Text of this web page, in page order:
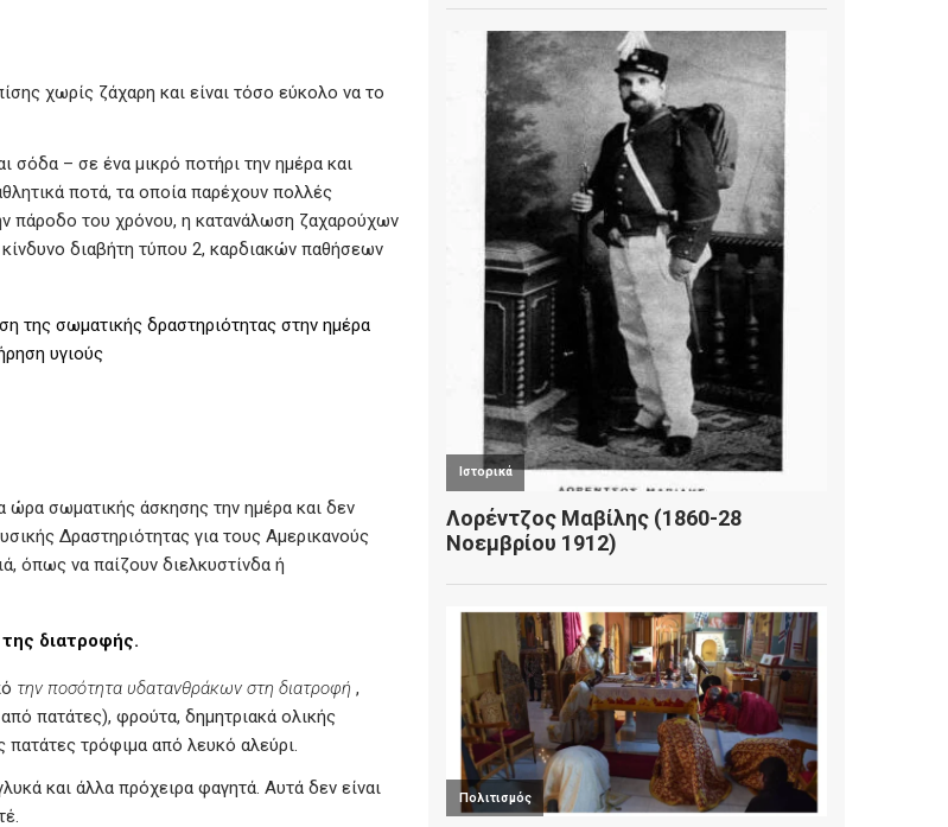
χωρίς ζάχαρη και είναι τόσο εύκολο να το
σόδα – σε ένα μικρό ποτήρι την ημέρα και
ποτά, τα οποία παρέχουν πολλές
πάροδο του χρόνου, η κατανάλωση ζαχαρούχων
διαβήτη τύπου 2, καρδιακών παθήσεων
σωματικής δραστηριότητας στην ημέρα
υγιούς
ώρα σωματικής άσκησης την ημέρα και δεν
Δραστηριότητας για τους Αμερικανούς
όπως να παίζουν διελκυστίνδα ή
της διατροφής.
την ποσότητα υδατανθράκων στη διατροφή ,
πατάτες), φρούτα, δημητριακά ολικής
πατάτες τρόφιμα από λευκό αλεύρι.
και άλλα πρόχειρα φαγητά. Αυτά δεν είναι